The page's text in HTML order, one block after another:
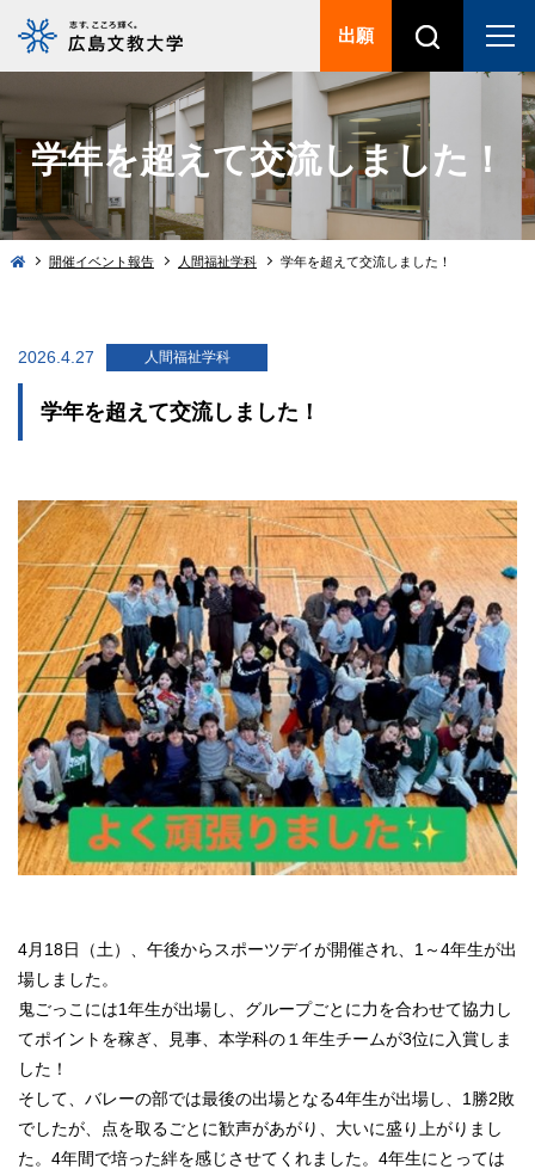
学年を超えて交流しました！
開催イベント報告 人間福祉学科 学年を超えて交流しました！
2026.4.27 人間福祉学科
学年を超えて交流しました！
4月18日（土）、午後からスポーツデイが開催され、1～4年生が出
場しました。
鬼ごっこには1年生が出場し、グループごとに力を合わせて協力し
てポイントを稼ぎ、見事、本学科の１年生チームが3位に入賞しま
した！
そして、バレーの部では最後の出場となる4年生が出場し、1勝2敗
でしたが、点を取るごとに歓声があがり、大いに盛り上がりまし
た。4年間で培った絆を感じさせてくれました。4年生にとっては
出願